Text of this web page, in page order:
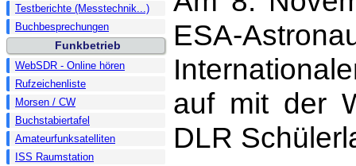
Testberichte (Messtechnik...)
Buchbesprechungen
Funkbetrieb
WebSDR - Online hören
Rufzeichenliste
Morsen / CW
Buchstabiertafel
Amateurfunksatelliten
ISS Raumstation
ESA-
auf mit der
DLR